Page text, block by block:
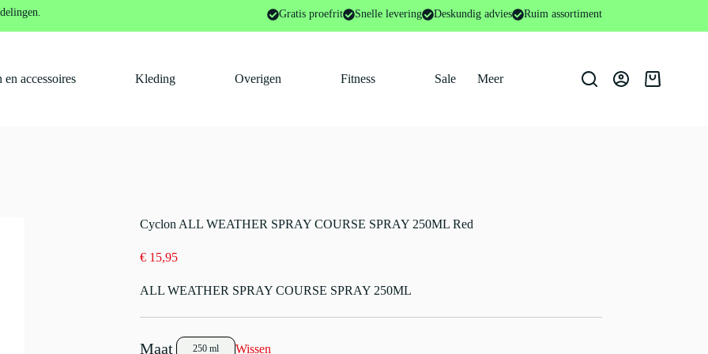
Gratis proefrit Snelle levering Deskundig advies Ruim assortiment
en accessoires Kleding Overigen Fitness Sale Meer
, poets- en onderhoudsmiddelen Cyclon ALL WEATHER SPRAY COURSE SPRAY 250ML Red
Cyclon ALL WEATHER SPRAY COURSE SPRAY 250ML Red
€15,95
ALL WEATHER SPRAY COURSE SPRAY 250ML
250 ml Wissen